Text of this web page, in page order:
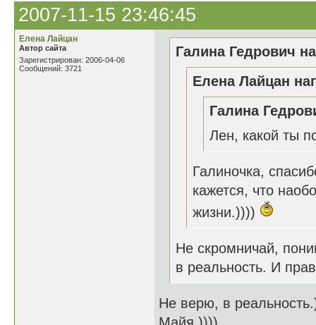
2007-11-15 23:46:45
Елена Лайцан
Автор сайта
Зарегистрирован: 2006-04-06
Сообщений: 3721
Галина Гедрович
Елена Лайцан
Галина
Лен, какой ты
Галиночка,
кажется, что
жизни.))))
Не скромничай,
в реальность. И
Не верю, в